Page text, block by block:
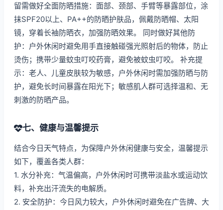
留需做好全面防晒措施：面部、颈部、手臂等暴露部位，涂
抹SPF20以上、PA++的防晒护肤品，佩戴防晒帽、太阳
镜，穿着长袖防晒衣，加强防晒效果。 同时做好其他防
护：户外休闲时避免用手直接触碰强光照射后的物体，防止
烫伤；携带少量蚊虫叮咬药膏，避免被蚊虫叮咬。 补充提
示：老人、儿童皮肤较为敏感，户外休闲时需加强防晒与防
护，避免长时间暴露在阳光下；敏感肌人群可选择温和、无
刺激的防晒产品。
七、健康与温馨提示
结合今日天气特点，为保障户外休闲健康与安全，温馨提示
如下，覆盖各类人群：
1. 水分补充：气温偏高，户外休闲时可携带淡盐水或运动饮
料，补充出汗流失的电解质。
2. 安全防护：今日风力较大，户外休闲时避免在广告牌、大